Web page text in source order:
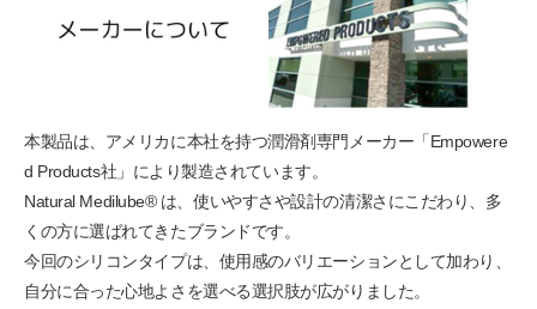
本製品は、アメリカに本社を持つ潤滑剤専門メーカー「Empowere
d Products社」により製造されています。
Natural Medilube® は、使いやすさや設計の清潔さにこだわり、多
くの方に選ばれてきたブランドです。
今回のシリコンタイプは、使用感のバリエーションとして加わり、
自分に合った心地よさを選べる選択肢が広がりました。